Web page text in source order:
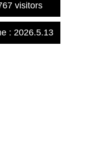
visitors
: 2026.5.13